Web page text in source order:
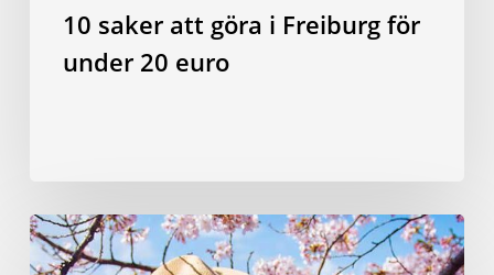
10 saker att göra i Freiburg för
under 20 euro
Hanami
med